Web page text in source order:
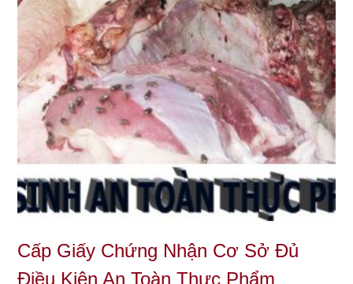
Cấp Giấy Chứng Nhận Cơ Sở Đủ
Điều Kiện An Toàn Thực Phẩm